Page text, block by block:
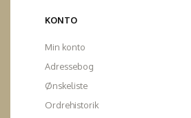
KONTO
Min konto
Adressebog
Ønskeliste
Ordrehistorik